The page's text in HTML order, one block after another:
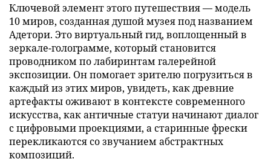
Ключевой элемент этого путешествия — модель
10 миров, созданная душой музея под названием
Адетори. Это виртуальный гид, воплощенный в
зеркале-голограмме, который становится
проводником по лабиринтам галерейной
экспозиции. Он помогает зрителю погрузиться в
каждый из этих миров, увидеть, как древние
артефакты оживают в контексте современного
искусства, как античные статуи начинают диалог
с цифровыми проекциями, а старинные фрески
перекликаются со звучанием абстрактных
композиций.